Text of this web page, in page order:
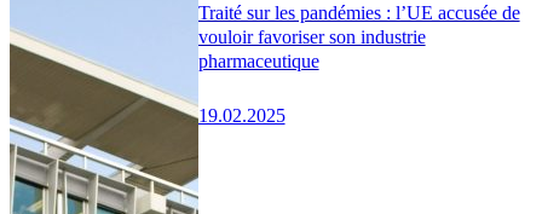
Traité sur les pandémies : l’UE accusée de
vouloir favoriser son industrie
pharmaceutique
19.02.2025